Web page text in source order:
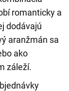
romanticky a
dodávajú
aranžmán sa
ako
záleží.